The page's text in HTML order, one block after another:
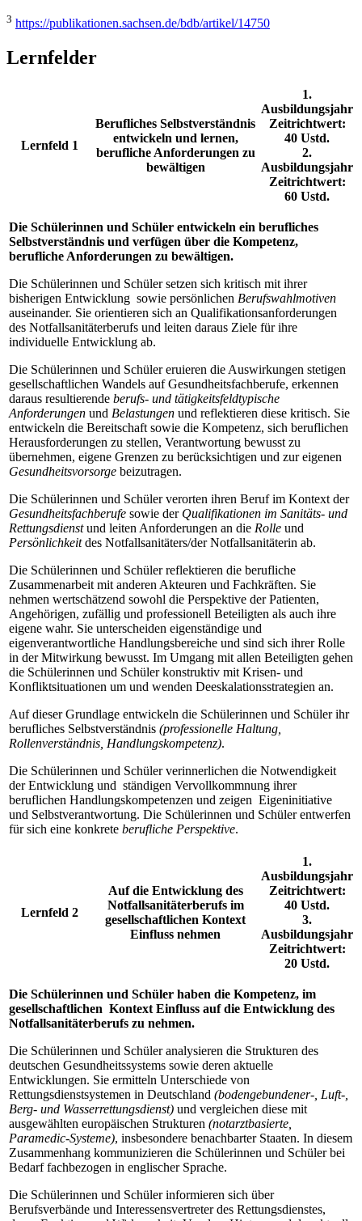
3 https://publikationen.sachsen.de/bdb/artikel/14750
Lernfelder
Lernfeld 1
Berufliches Selbstverständnis
entwickeln und lernen,
berufliche Anforderungen zu
bewältigen
1.
Ausbildungsjahr
Zeitrichtwert:
40 Ustd.
2.
Ausbildungsjahr
Zeitrichtwert:
60 Ustd.
Die Schülerinnen und Schüler entwickeln ein berufliches
Selbstverständnis und verfügen über die Kompetenz,
berufliche Anforderungen zu bewältigen.
Die Schülerinnen und Schüler setzen sich kritisch mit ihrer
bisherigen Entwicklung sowie persönlichen Berufswahlmotiven
auseinander. Sie orientieren sich an Qualifikationsanforderungen
des Notfallsanitäterberufs und leiten daraus Ziele für ihre
individuelle Entwicklung ab.
Die Schülerinnen und Schüler eruieren die Auswirkungen stetigen
gesellschaftlichen Wandels auf Gesundheitsfachberufe, erkennen
daraus resultierende berufs- und tätigkeitsfeldtypische
Anforderungen und Belastungen und reflektieren diese kritisch. Sie
entwickeln die Bereitschaft sowie die Kompetenz, sich beruflichen
Herausforderungen zu stellen, Verantwortung bewusst zu
übernehmen, eigene Grenzen zu berücksichtigen und zur eigenen
Gesundheitsvorsorge beizutragen.
Die Schülerinnen und Schüler verorten ihren Beruf im Kontext der
Gesundheitsfachberufe sowie der Qualifikationen im Sanitäts- und
Rettungsdienstund leiten Anforderungen an die Rolle und
Persönlichkeitdes Notfallsanitäters/der Notfallsanitäterin ab.
Die Schülerinnen und Schüler reflektieren die berufliche
Zusammenarbeit mit anderen Akteuren und Fachkräften. Sie
nehmen wertschätzend sowohl die Perspektive der Patienten,
Angehörigen, zufällig und professionell Beteiligten als auch ihre
eigene wahr. Sie unterscheiden eigenständige und
eigenverantwortliche Handlungsbereiche und sind sich ihrer Rolle
in der Mitwirkung bewusst. Im Umgang mit allen Beteiligten gehen
die Schülerinnen und Schüler konstruktiv mit Krisen- und
Konfliktsituationen um und wenden Deeskalationsstrategien an.
Auf dieser Grundlage entwickeln die Schülerinnen und Schüler ihr
berufliches Selbstverständnis (professionelle Haltung,
Rollenverständnis, Handlungskompetenz).
Die Schülerinnen und Schüler verinnerlichen die Notwendigkeit
der Entwicklung und ständigen Vervollkommnung ihrer
beruflichen Handlungskompetenzen und zeigen Eigeninitiative
und Selbstverantwortung. Die Schülerinnen und Schüler entwerfen
für sich eine konkrete berufliche Perspektive.
Lernfeld 2
Auf die Entwicklung des
Notfallsanitäterberufs im
gesellschaftlichen Kontext
Einfluss nehmen
1.
Ausbildungsjahr
Zeitrichtwert:
40 Ustd.
3.
Ausbildungsjahr
Zeitrichtwert:
20 Ustd.
Die Schülerinnen und Schüler haben die Kompetenz, im
gesellschaftlichen Kontext Einfluss auf die Entwicklung des
Notfallsanitäterberufs zu nehmen.
Die Schülerinnen und Schüler analysieren die Strukturen des
deutschen Gesundheitssystems sowie deren aktuelle
Entwicklungen. Sie ermitteln Unterschiede von
Rettungsdienstsystemen in Deutschland (bodengebundener-, Luft-,
Berg- und Wasserrettungsdienst) und vergleichen diese mit
ausgewählten europäischen Strukturen (notarztbasierte,
Paramedic-Systeme), insbesondere benachbarter Staaten. In diesem
Zusammenhang kommunizieren die Schülerinnen und Schüler bei
Bedarf fachbezogen in englischer Sprache.
Die Schülerinnen und Schüler informieren sich über
Berufsverbände und Interessensvertreter des Rettungsdienstes,